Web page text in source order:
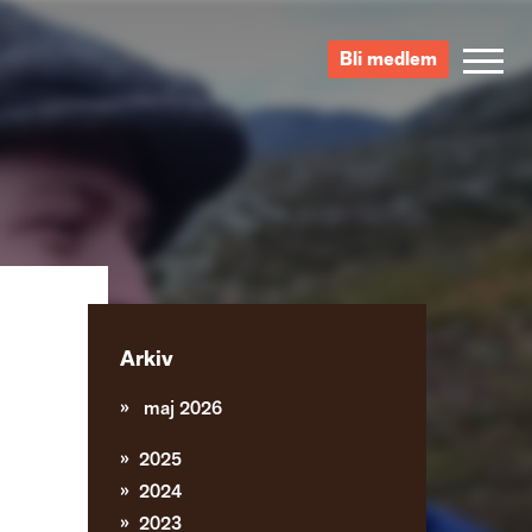
Bli medlem
Arkiv
maj 2026
2025
2024
2023